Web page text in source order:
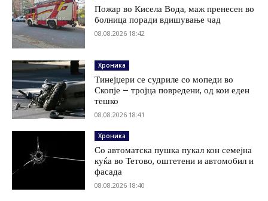
Пожар во Кисела Вода, маж пренесен во
болница поради вдишување чад
08.08.2026 18:42
Хроника
Тинејџери се судриле со мопеди во
Скопје – тројца повредени, од кои еден
тешко
08.08.2026 18:41
Хроника
Со автоматска пушка пукал кон семејна
куќа во Тетово, оштетени и автомобил и
фасада
08.08.2026 18:40